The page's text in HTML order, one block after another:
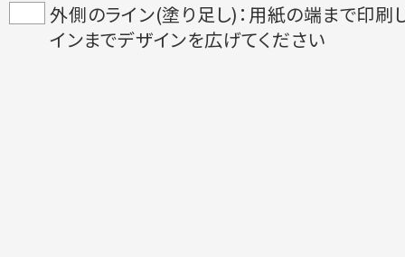
外側のライン(塗り足し)：用紙の端まで印刷
インまでデザインを広げてください